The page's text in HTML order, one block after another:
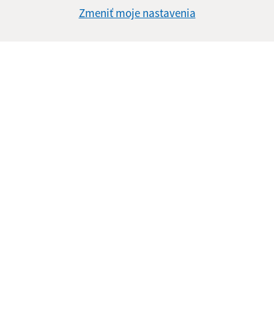
Zmeniť moje nastavenia
Autorské práva
Ochrana osobných údajov